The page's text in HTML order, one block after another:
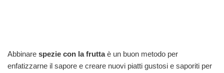
Abbinare spezie con la fruttaè un buon metodo per
enfatizzarne il sapore e creare nuovi piatti gustosi e saporiti per